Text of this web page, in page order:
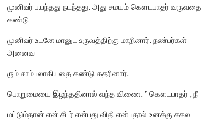
முனிவர் பயந்தது நடந்தது. அது சமயம் கௌடபாதர் வருவதை
கண்டு
முனிவர் உடனே மானுட உருவத்திற்கு மாறினார். நண்பர்கள்
அனைவ
ரும் சாம்பலாகியதை கண்டு கதரினார்.
பொறுமையை இழந்ததினால் வந்த விணை. ” கௌடபாதர் , நீ
மட்டும்தான் என் சீடர் என்பது விதி என்பதால் உனக்கு சகல